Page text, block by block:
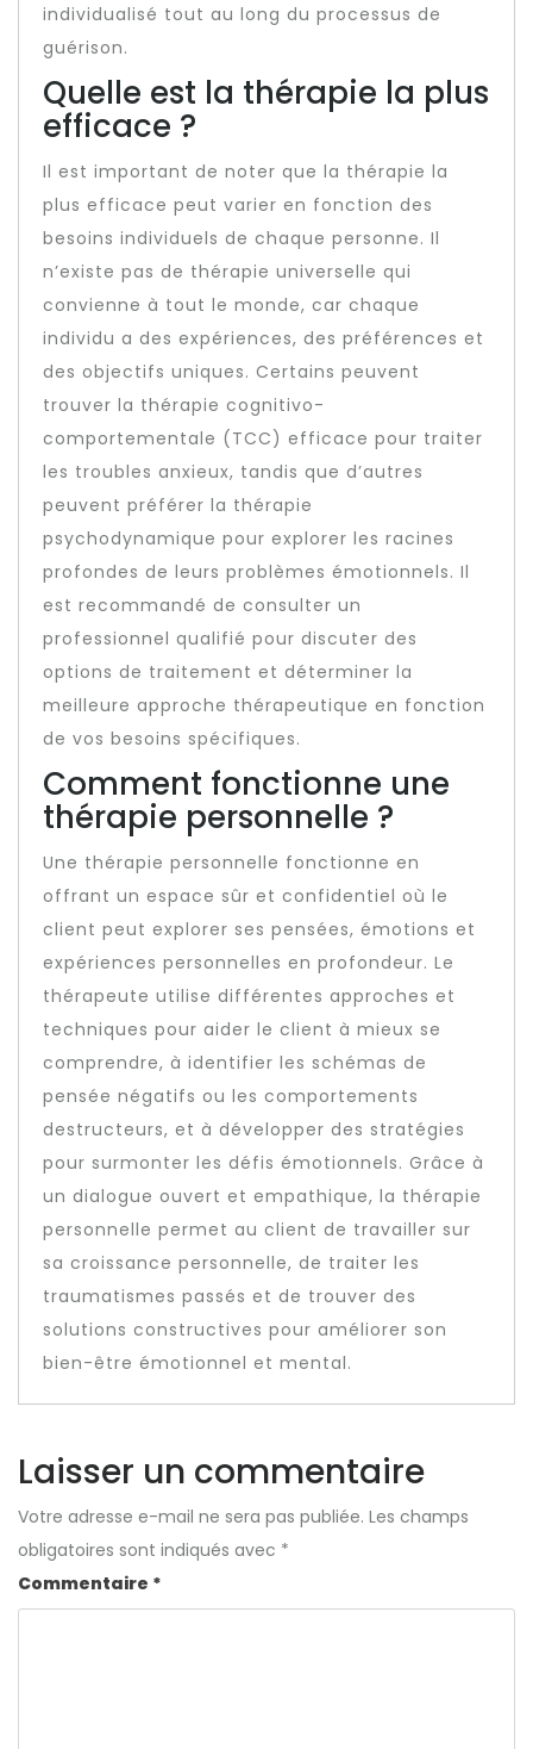
individualisé tout au long du processus de
guérison.
Quelle est la thérapie la plus
efficace ?
Il est important de noter que la thérapie la
plus efficace peut varier en fonction des
besoins individuels de chaque personne. Il
n’existe pas de thérapie universelle qui
convienne à tout le monde, car chaque
individu a des expériences, des préférences et
des objectifs uniques. Certains peuvent
trouver la thérapie cognitivo-
comportementale (TCC) efficace pour traiter
les troubles anxieux, tandis que d’autres
peuvent préférer la thérapie
psychodynamique pour explorer les racines
profondes de leurs problèmes émotionnels. Il
est recommandé de consulter un
professionnel qualifié pour discuter des
options de traitement et déterminer la
meilleure approche thérapeutique en fonction
de vos besoins spécifiques.
Comment fonctionne une
thérapie personnelle ?
Une thérapie personnelle fonctionne en
offrant un espace sûr et confidentiel où le
client peut explorer ses pensées, émotions et
expériences personnelles en profondeur. Le
thérapeute utilise différentes approches et
techniques pour aider le client à mieux se
comprendre, à identifier les schémas de
pensée négatifs ou les comportements
destructeurs, et à développer des stratégies
pour surmonter les défis émotionnels. Grâce à
un dialogue ouvert et empathique, la thérapie
personnelle permet au client de travailler sur
sa croissance personnelle, de traiter les
traumatismes passés et de trouver des
solutions constructives pour améliorer son
bien-être émotionnel et mental.
Laisser un commentaire
Votre adresse e-mail ne sera pas publiée. Les champs
obligatoires sont indiqués avec *
Commentaire *